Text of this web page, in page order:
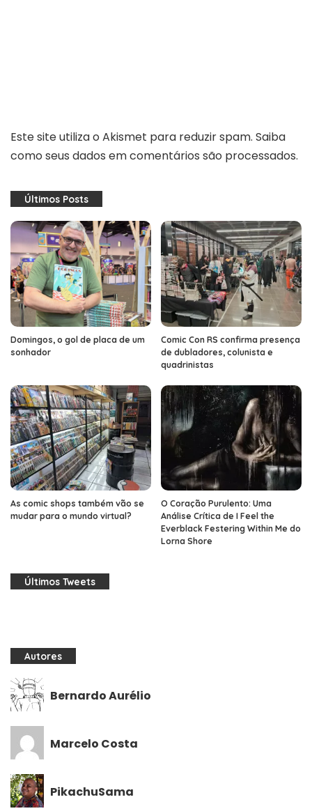
Este site utiliza o Akismet para reduzir spam. Saiba
como seus dados em comentários são processados.
Últimos Posts
Domingos, o gol de placa de um
sonhador
Comic Con RS confirma presença
de dubladores, colunista e
quadrinistas
As comic shops também vão se
mudar para o mundo virtual?
O Coração Purulento: Uma
Análise Crítica de I Feel the
Everblack Festering Within Me do
Lorna Shore
Últimos Tweets
Autores
Bernardo Aurélio
Marcelo Costa
PikachuSama